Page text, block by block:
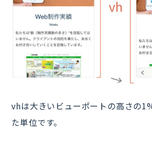
vhは大きいビューポートの高さの
た単位です。